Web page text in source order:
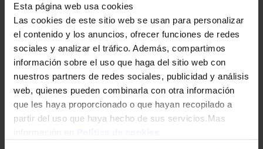
Esta página web usa cookies
Las cookies de este sitio web se usan para personalizar
el contenido y los anuncios, ofrecer funciones de redes
sociales y analizar el tráfico. Además, compartimos
información sobre el uso que haga del sitio web con
nuestros partners de redes sociales, publicidad y análisis
web, quienes pueden combinarla con otra información
que les haya proporcionado o que hayan recopilado a
partir del uso que haya hecho de sus servicios.Mas
ENVASADORA CECOTEC 04070 120W 0,9 BAR
79,90€